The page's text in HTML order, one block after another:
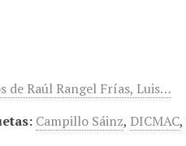
de Raúl Rangel Frías, Luis…
Campillo Sáinz, DICMAC,